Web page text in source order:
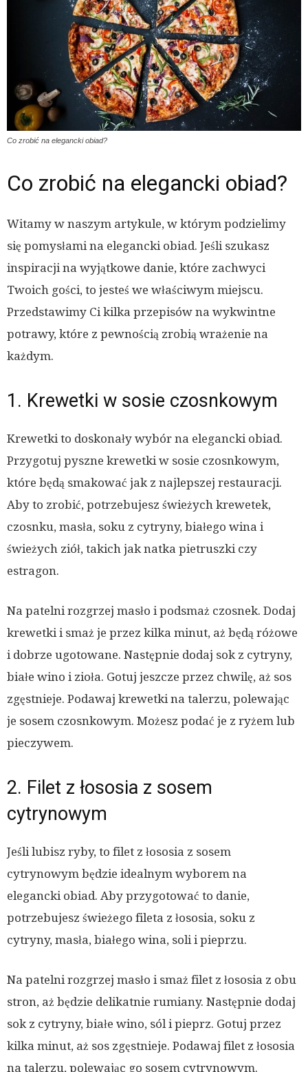
Co zrobić na elegancki obiad?
Co zrobić na elegancki obiad?
Witamy w naszym artykule, w którym podzielimy
się pomysłami na elegancki obiad. Jeśli szukasz
inspiracji na wyjątkowe danie, które zachwyci
Twoich gości, to jesteś we właściwym miejscu.
Przedstawimy Ci kilka przepisów na wykwintne
potrawy, które z pewnością zrobią wrażenie na
każdym.
1. Krewetki w sosie czosnkowym
Krewetki to doskonały wybór na elegancki obiad.
Przygotuj pyszne krewetki w sosie czosnkowym,
które będą smakować jak z najlepszej restauracji.
Aby to zrobić, potrzebujesz świeżych krewetek,
czosnku, masła, soku z cytryny, białego wina i
świeżych ziół, takich jak natka pietruszki czy
estragon.
Na patelni rozgrzej masło i podsmaż czosnek. Dodaj
krewetki i smaż je przez kilka minut, aż będą różowe
i dobrze ugotowane. Następnie dodaj sok z cytryny,
białe wino i zioła. Gotuj jeszcze przez chwilę, aż sos
zgęstnieje. Podawaj krewetki na talerzu, polewając
je sosem czosnkowym. Możesz podać je z ryżem lub
pieczywem.
2. Filet z łososia z sosem
cytrynowym
Jeśli lubisz ryby, to filet z łososia z sosem
cytrynowym będzie idealnym wyborem na
elegancki obiad. Aby przygotować to danie,
potrzebujesz świeżego fileta z łososia, soku z
cytryny, masła, białego wina, soli i pieprzu.
Na patelni rozgrzej masło i smaż filet z łososia z obu
stron, aż będzie delikatnie rumiany. Następnie dodaj
sok z cytryny, białe wino, sól i pieprz. Gotuj przez
kilka minut, aż sos zgęstnieje. Podawaj filet z łososia
na talerzu, polewając go sosem cytrynowym.